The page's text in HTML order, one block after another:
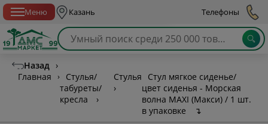
Меню Казань Телефоны
Назад ›
Главная
›
Стулья/
табуреты/
кресла
›
Стулья
›
Стул мягкое сиденье/
цвет сиденья - Морская
волна MAXI (Макси) / 1 шт.
в упаковке
↴